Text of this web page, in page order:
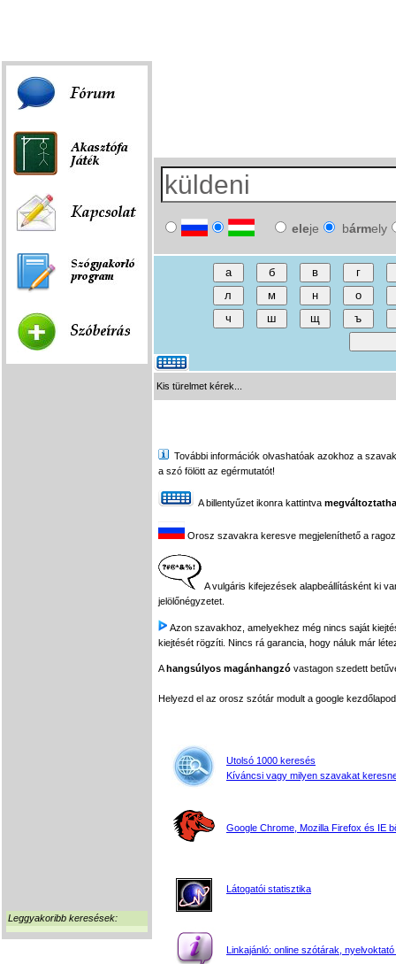
Leggyakoribb keresések:
eleje bármely
Kis türelmet kérek...
További információk olvashatóak azokhoz a
a szó fölött az egérmutatót!
A billentyűzet ikonra kattintva
Orosz szavakra keresve megjeleníthető a
A vulgáris kifejezések alapbeállításként ki
jelölőnégyzetet.
Azon szavakhoz, amelyekhez még nincs saját
kiejtését rögzíti. Nincs rá garancia, hogy náluk már
Ahangsúlyos magánhangzó vastagon szedett
Helyezd el az orosz szótár modult a google
Utolsó 1000 keresés
Kíváncsi vagy milyen szavakat
Google Chrome, Mozilla Firefox és IE
Látogatói statisztika
Linkajánló: online szótárak, nyelvoktató